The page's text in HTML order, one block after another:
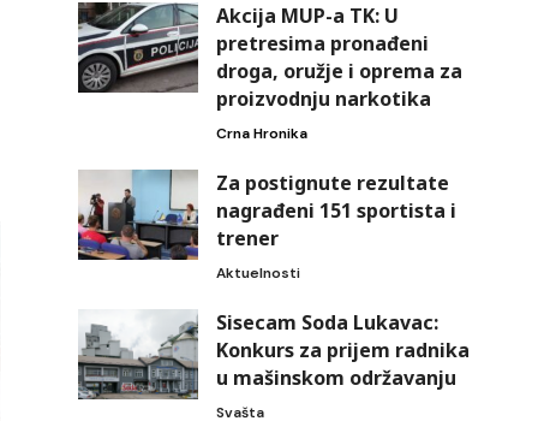
Akcija MUP-a TK: U
pretresima pronađeni
droga, oružje i oprema za
proizvodnju narkotika
Crna Hronika
Za postignute rezultate
nagrađeni 151 sportista i
trener
Aktuelnosti
Sisecam Soda Lukavac:
Konkurs za prijem radnika
u mašinskom održavanju
Svašta